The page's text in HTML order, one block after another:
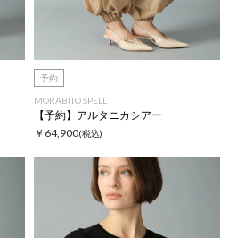
予約
MORABITO SPELL
【予約】アルタニカシアー
￥64,900(税込)